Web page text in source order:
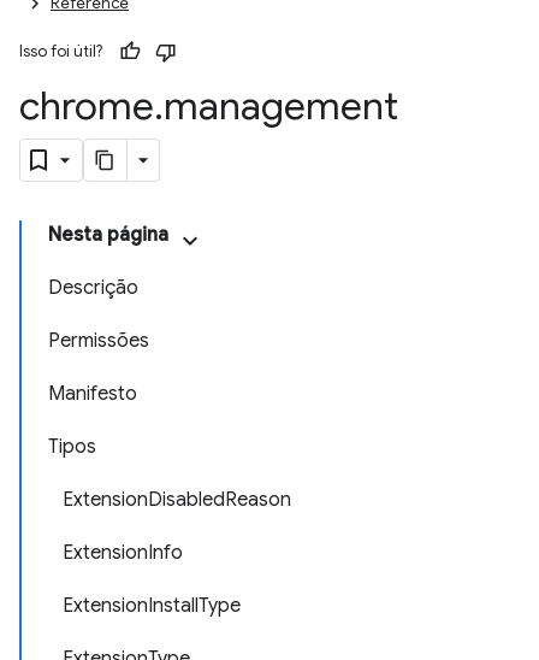
Isso foi útil?
chrome.management
Nesta página
Descrição
Permissões
Manifesto
Tipos
ExtensionDisabledReason
ExtensionInfo
ExtensionInstallType